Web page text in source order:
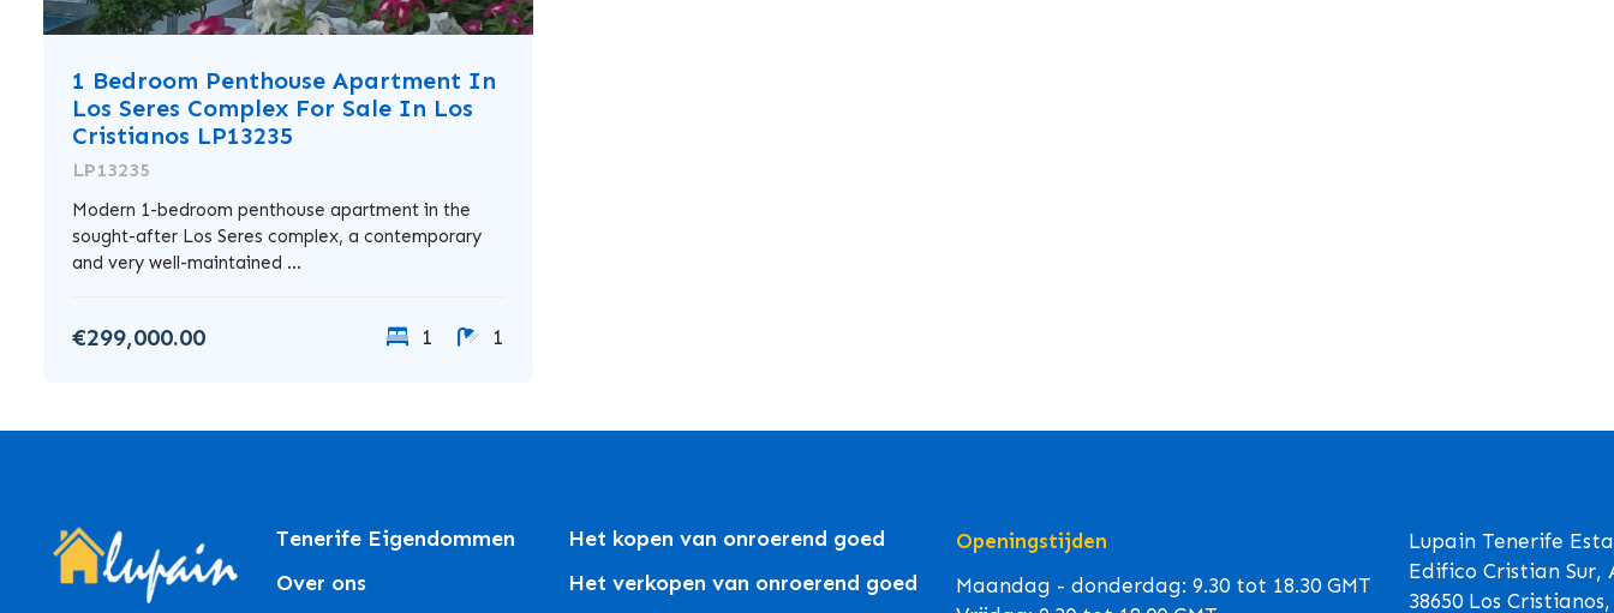
1 Bedroom Penthouse Apartment In
Los Seres Complex For Sale In Los
Cristianos LP13235
LP13235
Modern 1-bedroom penthouse apartment in the
sought-after Los Seres complex, a contemporary
and very well-maintained ...
€299,000.00 1 1
Tenerife Eigendommen
Over ons
Het kopen van onroerend goed
Het verkopen van onroerend goed
Openingstijden
Maandag - donderdag: 9.30 tot 18.30 GMT
Lupain Tenerife
Edifico Cristian Sur,
38650 Los Cristianos,